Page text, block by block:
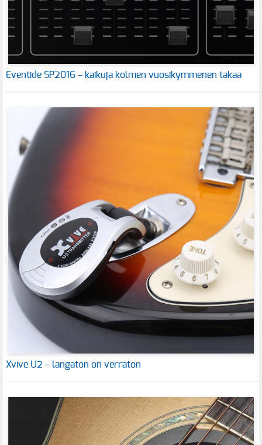
Eventide SP2016 – kaikuja kolmen vuosikymmenen takaa
Xvive U2 – langaton on verraton